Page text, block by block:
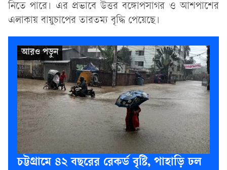
নিতে পারে। এর প্রভাবে উত্তর বঙ্গোপসাগর ও আশপাশের
এলাকায় বায়ুচাপের তারতম্য বৃদ্ধি পেয়েছে।
চট্টগ্রামে ৪২ বছরের রেকর্ড বৃষ্টি, পাহাড়ি ঢল